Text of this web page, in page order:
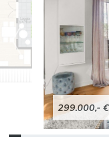
299.000,- €